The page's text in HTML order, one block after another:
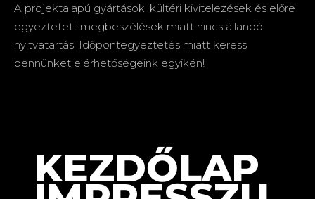
A projektalapú gyártások, kültéri kivitelezések és előre
egyeztetett megbeszélések miatt nincs állandó
nyitvatartás. Időpontegyeztetés miatt keress
bennünket elérhetőségeink egyikén!
KEZDŐLAP